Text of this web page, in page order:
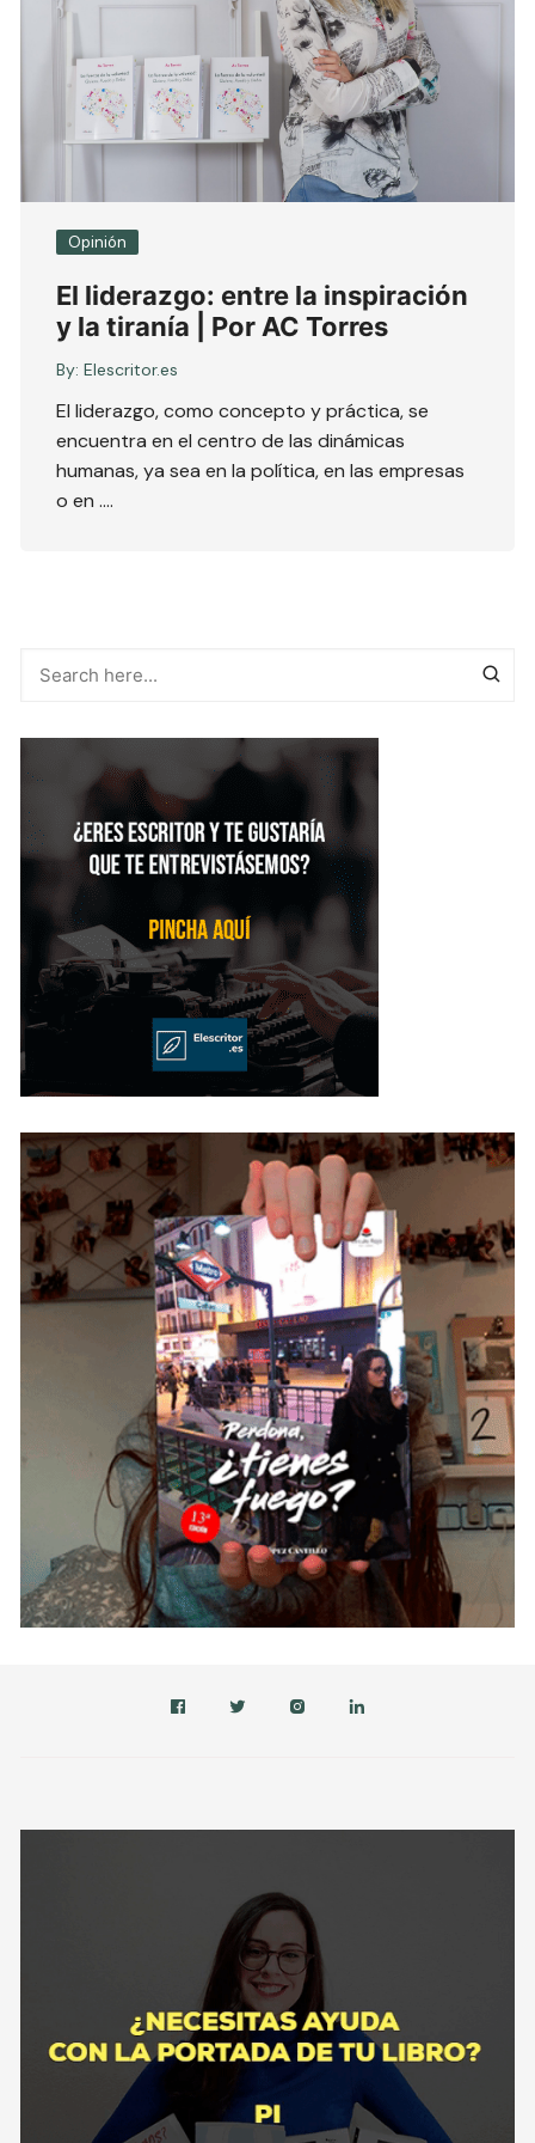
Opinión
El liderazgo: entre la inspiración
y la tiranía | Por AC Torres
By: Elescritor.es
El liderazgo, como concepto y práctica, se
encuentra en el centro de las dinámicas
humanas, ya sea en la política, en las empresas
o en ….